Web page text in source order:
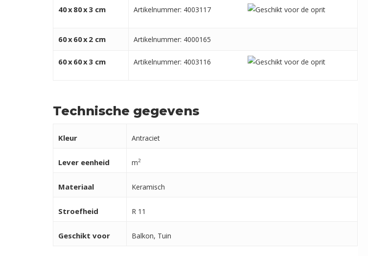
40x80x3 cm Artikelnummer: 4003117
60x60x2 cm Artikelnummer: 4000165
60x60x3 cm Artikelnummer: 4003116
Technische gegevens
Kleur Antraciet
Lever eenheid m2
Materiaal Keramisch
Stroefheid R 11
Geschikt voor Balkon, Tuin